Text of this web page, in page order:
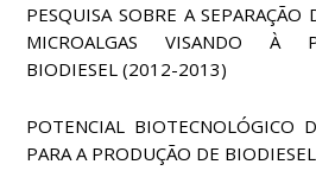
PESQUISA SOBRE A SEPARAÇÃO
MICROALGAS VISANDO À
BIODIESEL (2012-2013)
POTENCIAL BIOTECNOLÓGICO
PARA A PRODUÇÃO DE